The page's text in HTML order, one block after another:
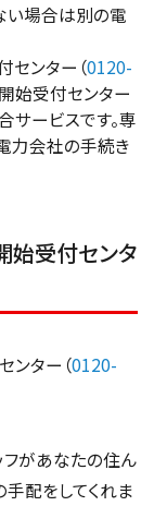
い場合は別の電
センター（0120-
始受付センター
サービスです。専
力会社の手続き
始受付センタ
ンター（0120-
フがあなたの住ん
配をしてくれま